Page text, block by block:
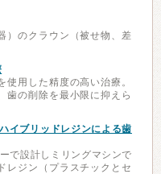
）のクラウン（被せ物、差
用した精度の高い治療。
歯の削除を最小限に抑えら
イブリッドレジンによる歯
で設計しミリングマシンで
レジン（プラスチックとセ